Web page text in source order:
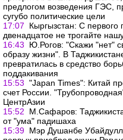
предлогом возведения ГЭС,
сугубо политические цели
17:07
Кыргызстан: С первого
двенадцатое не трогайте
16:43
Ю.Рогов: "Скажи "нет"
образу жизни". В
превратилась в средство
поддакивания
15:53 "Japan Times": Китай
счет России.
ЦентрАзии
15:52
М.Сафаров:
от "ума" падишаха
15:39 Мэр Душанбе